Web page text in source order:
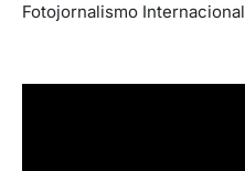
Fotojornalismo Internacional